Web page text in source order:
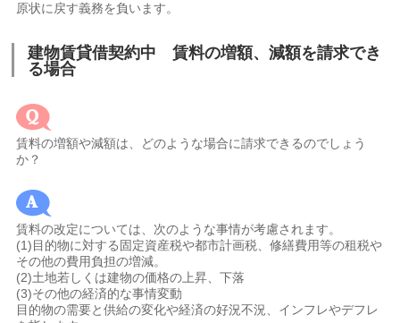
原状に戻す義務を負います。
建物賃貸借契約中 賃料の増額、減額を請求でき
る場合
賃料の増額や減額は、どのような場合に請求できるのでしょう
か？
賃料の改定については、次のような事情が考慮されます。
(1)目的物に対する固定資産税や都市計画税、修繕費用等の租税や
その他の費用負担の増減。
(2)土地若しくは建物の価格の上昇、下落
(3)その他の経済的な事情変動
目的物の需要と供給の変化や経済の好況不況、インフレやデフレ